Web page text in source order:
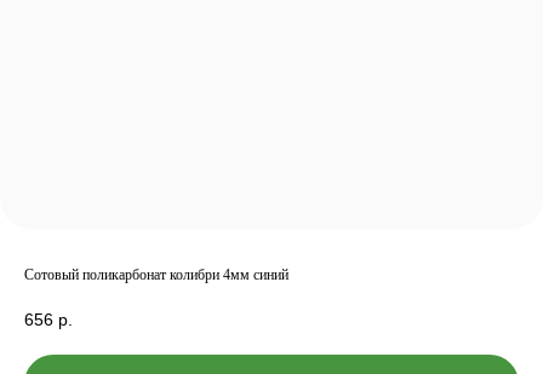
Сотовый поликарбонат колибри 4мм синий
656 р.